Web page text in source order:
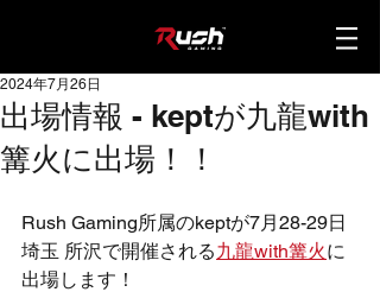
出場情報 - keptが九龍with
篝火に出場！！
2024年7月26日
Rush Gaming所属のkeptが7月28-29日
埼玉 所沢で開催される九龍with篝火に
出場します！